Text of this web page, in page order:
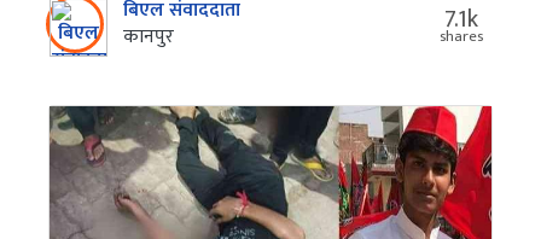
बिएल संवाददाता
कानपुर
7.1k
shares